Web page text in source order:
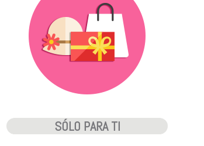
SÓLO PARA TI